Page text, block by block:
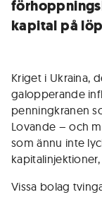
kapital på
Kriget i Ukraina,
galopperande
penningkranen
Lovande – och
som ännu inte
Vissa bolag